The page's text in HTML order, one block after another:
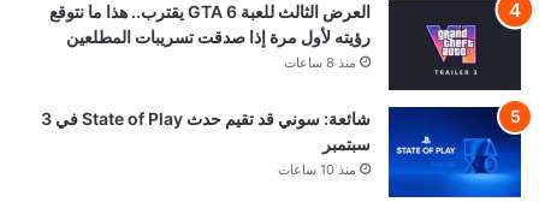
العرض الثالث للعبة GTA 6 يقترب.. هذا ما نتوقع
رؤيته لأول مرة إذا صدقت تسريبات المطلعين
منذ 8 ساعات
شائعة: سوني قد تقيم حدث State of Play في 3
سبتمبر
منذ 10 ساعات